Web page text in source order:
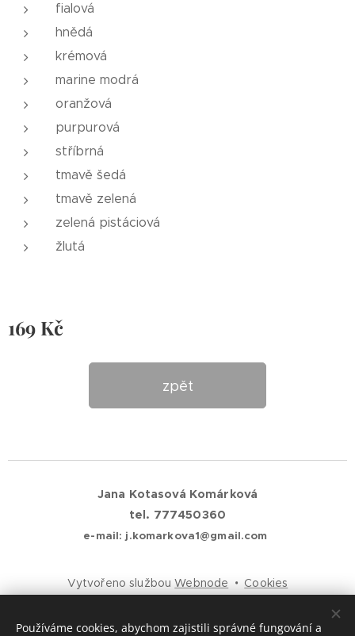
fialová
hnědá
krémová
marine modrá
oranžová
purpurová
stříbrná
tmavě šedá
tmavě zelená
zelená pistáciová
žlutá
169 Kč
zpět
Jana Kotasová Komárková
tel. 777450360
e-mail: j.komarkova1@gmail.com
Vytvořeno službouWebnode Cookies
Používáme cookies, abychom zajistili správné fungování a